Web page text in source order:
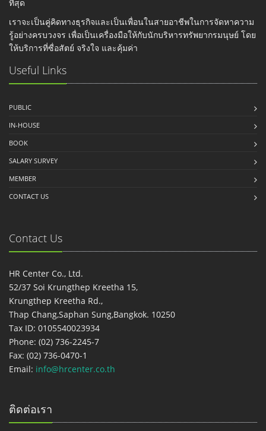
ที่สุด
เราจะเป็นคู่คิดทางธุรกิจและเป็นเพื่อนในสายอาชีพในการจัดหาความ
รู้อย่างครบวงจร เพื่อเป็นเครื่องมือให้กับนักบริหารทรัพยากรมนุษย์ โดย
ให้บริการที่ซื่อสัตย์ จริงใจ และคุ้มค่า
Useful Links
PUBLIC
IN-HOUSE
BOOK
SALARY SURVEY
MEMBER
CONTACT US
Contact Us
HR Center Co., Ltd.
52/37 Soi Krungthep Kreetha 15,
Krungthep Kreetha Rd.,
Thap Chang,Saphan Sung,Bangkok. 10250
Tax ID: 0105540023934
Phone: (02) 736-2245-7
Fax: (02) 736-0470-1
Email: info@hrcenter.co.th
ติดต่อเรา